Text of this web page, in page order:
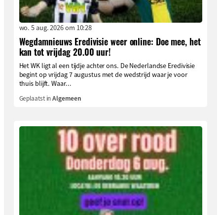
wo. 5 aug. 2026 om 10:28
Wegdamnieuws Eredivisie weer online: Doe mee, het
kan tot vrijdag 20.00 uur!
Het WK ligt al een tijdje achter ons. De Nederlandse Eredivisie
begint op vrijdag 7 augustus met de wedstrijd waar je voor
thuis blijft. Waar...
Geplaatst inAlgemeen